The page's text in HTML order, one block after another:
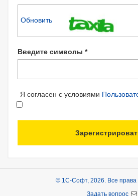
Обновить
Введите символы *
Я согласен с условиями
© 1С-Софт, 2026. Все
Задать вопрос